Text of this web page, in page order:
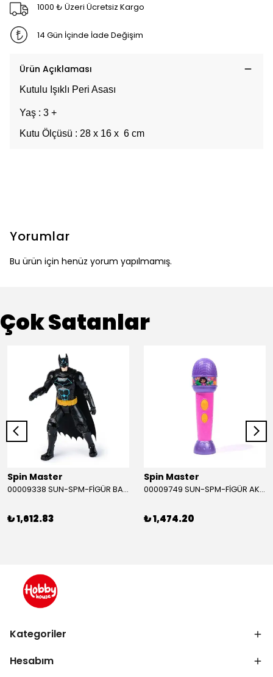
1000 ₺ Üzeri Ücretsiz Kargo
14 Gün İçinde İade Değişim
Ürün Açıklaması
Kutulu Işıklı Peri Asası
Yaş : 3 +
Kutu Ölçüsü : 28 x 16 x 6 cm
Yorumlar
Bu ürün için henüz yorum yapılmamış.
Çok Satanlar
Spin Master
00009338 SUN-SPM-FİGÜR BATMAN NİNJA STRIKE 30 CM. EXC.
₺ 1,612.83
Spin Master
00009749 SUN-SPM-FİGÜR AKS. DORA MİKROFON YAĞMUR ORMANI RİTMİ (DORA) SESLİ
₺ 1,474.20
Kategoriler
Hesabım